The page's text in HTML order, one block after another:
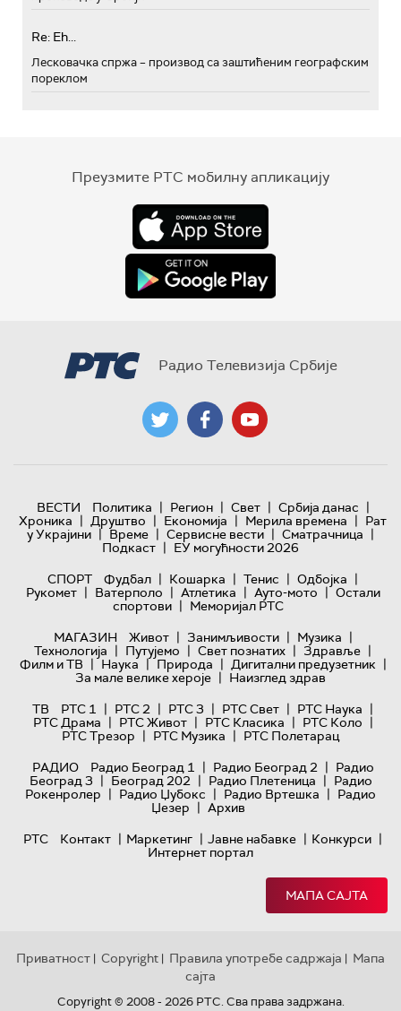
Re: Eh...
Лесковачка спржа – производ са заштићеним географским
пореклом
Преузмите РТС мобилну апликацију
Радио Телевизија Србије
ВЕСТИ Политика | Регион | Свет | Србија данас |
Хроника | Друштво | Економија | Мерила времена | Рат
у Украјини | Време | Сервисне вести | Сматрачница |
Подкаст | ЕУ могућности 2026
СПОРТ
Фудбал | Кошарка | Тенис | Одбојка |
Рукомет | Ватерполо | Атлетика | Ауто-мото | Остали
спортови | Меморијал РТС
МАГАЗИН
Живот | Занимљивости | Музика |
Технологијa | Путујемо | Свет познатих | Здравље |
Филм и ТВ | Наука | Природа | Дигитални предузетник |
За мале велике хероје | Наизглед здрав
ТВ
РТС 1 | РТС 2 | РТС 3 | РТС Свет | РТС Наука |
РТС Драма | РТС Живот | РТС Класика | РТС Коло |
РТС Трезор | РТС Музика | РТС Полетарац
РАДИО
Радио Београд 1 | Радио Београд 2 | Радио
Београд 3 | Београд 202 | Радио Плетеница | Радио
Рокенролер | Радио Џубокс | Радио Вртешка | Радио
Џезер | Архив
РТС
Контакт | Маркетинг | Јавне набавке | Конкурси |
Интернет портал
МАПА САЈТА
Приватност | Copyright | Правила употребе садржаја | Мапа
сајта
Copyright © 2008 - 2026 РТС. Сва права задржана.